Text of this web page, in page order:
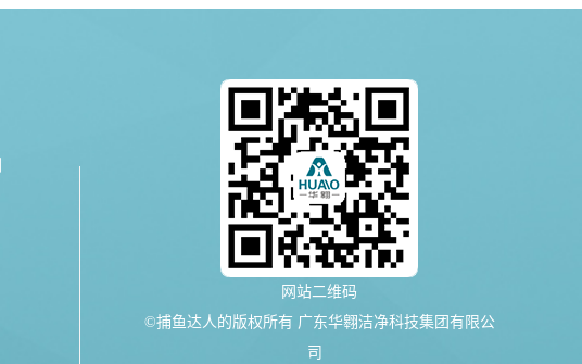
网站二维码
©捕鱼达人的版权所有 广东华翱洁净科技集团有限公
司